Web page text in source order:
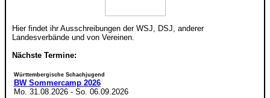
Hier findet ihr Ausschreibungen der WSJ, DSJ, anderer
Landesverbände und von Vereinen.
Nächste Termine:
Württembergische Schachjugend
BW Sommercamp 2026
Mo. 31.08.2026- So. 06.09.2026